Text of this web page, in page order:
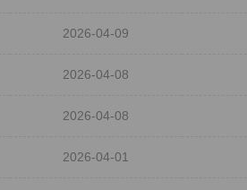
2026-04-09
2026-04-08
2026-04-08
2026-04-01